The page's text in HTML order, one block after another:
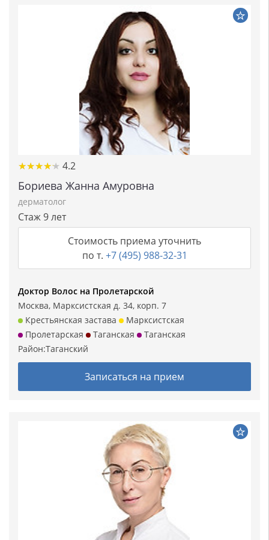
★★★★★
★★★★★ 4.2
Бориева Жанна Амуровна
дерматолог
Стаж 9 лет
Стоимость приема уточнить
по т. +7 (495) 988-32-31
Доктор Волос на Пролетарской
Москва, Марксистская д. 34, корп. 7
Крестьянская застава
Марксистская
Пролетарская
Таганская
Таганская
Район:Таганский
Записаться на прием